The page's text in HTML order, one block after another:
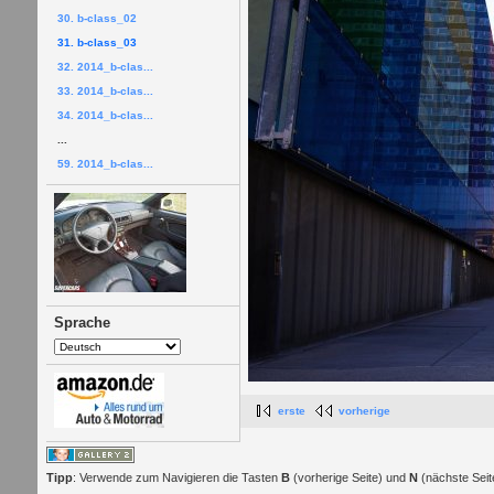
30. b-class_02
31. b-class_03
32. 2014_b-clas...
33. 2014_b-clas...
34. 2014_b-clas...
59. 2014_b-clas...
Sprache
erste vorherige
Tipp: Verwende zum Navigieren die Tasten B(vorherige Seite) und N(nächste